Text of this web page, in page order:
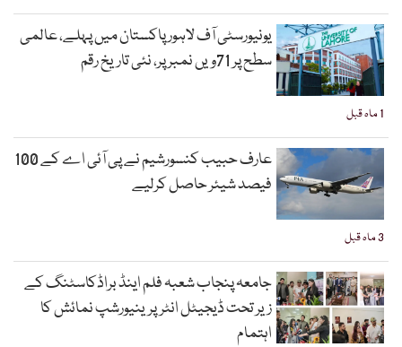
1 ماہ قبل
یونیورسٹی آف لاہور پاکستان میں پہلے، عالمی
سطح پر 71ویں نمبر پر، نئی تاریخ رقم
3 ماہ قبل
عارف حبیب کنسورشیم نے پی آئی اے کے 100
فیصد شیئر حاصل کرلیے
جامعہ پنجاب شعبہ فلم اینڈ براڈکاسٹنگ کے
زیر تحت ڈیجیٹل انٹرپرینیورشپ نمائش کا
اہتمام